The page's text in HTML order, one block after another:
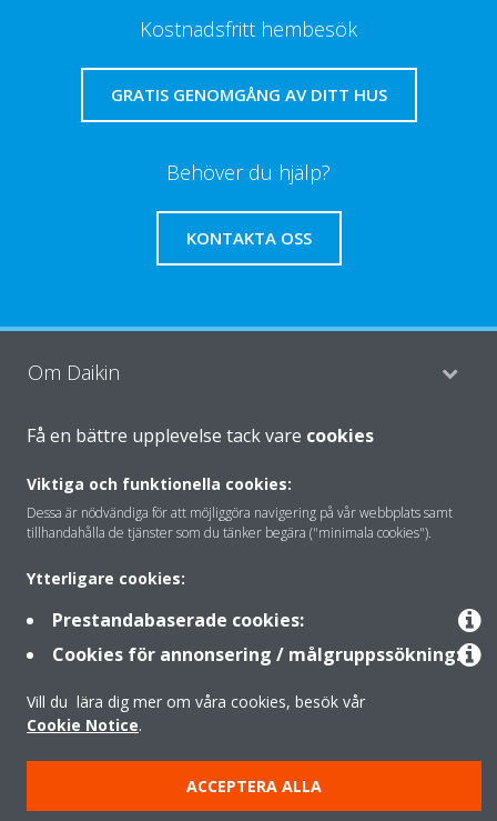
Kostnadsfritt hembesök
GRATIS GENOMGÅNG AV DITT HUS
Behöver du hjälp?
KONTAKTA OSS
Om Daikin
Kontakt
Produkter
Copyright © Daikin
Företagsetik
Data Act
Få en bättre upplevelse tack vare cookies
Viktiga och funktionella cookies:
Dessa är nödvändiga för att möjliggöra navigering på vår webbplats samt
tillhandahålla de tjänster som du tänker begära ("minimala cookies").
Ytterligare cookies:
Prestandabaserade cookies:
Cookies för annonsering / målgruppssökning:
Vill du lära dig mer om våra cookies, besök vår
Cookie Notice.
ACCEPTERA ALLA